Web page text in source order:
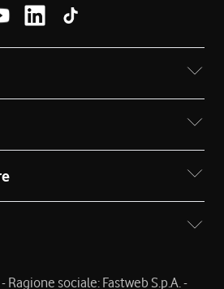
sociale: Fastweb S.p.A. -